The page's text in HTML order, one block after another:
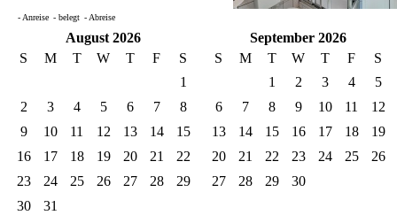
- Anreise - belegt - Abreise
August 2026
S
M T W T F
S
1
2
3 4 5 6 7
8
9
10 11 12 13 14
15
16
17 18 19 20 21
22
23
24 25 26 27 28
29
30
31
September 2026
S
M T W T F
S
1
2 3 4
5
6
7 8 9 10 11
12
13
14 15 16 17 18
19
20
21 22 23 24 25
26
27
28 29 30